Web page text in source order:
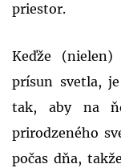
priestor.
Keďže
prísun svetla,
tak, aby na
prirodzeného
počas dňa,